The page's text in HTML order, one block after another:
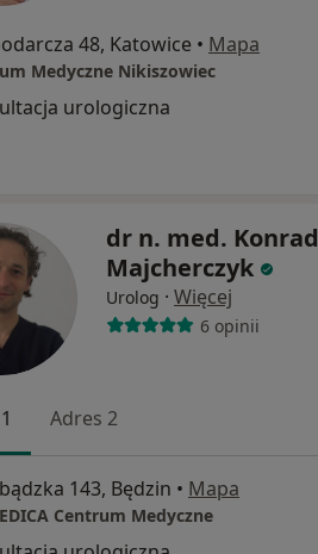
48, Katowice • Mapa
Medyczne Nikiszowiec
urologiczna
dr n. med. Konrad
Majcherczyk
Urolog · Więcej
6 opinii
Adres 2
143, Będzin • Mapa
Centrum Medyczne